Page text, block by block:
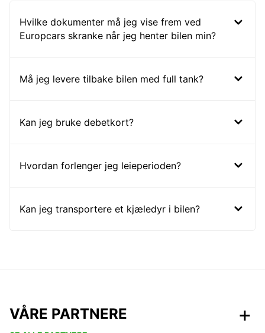
Hvilke dokumenter må jeg vise frem ved
Europcars skranke når jeg henter bilen min?
Må jeg levere tilbake bilen med full tank?
Kan jeg bruke debetkort?
Hvordan forlenger jeg leieperioden?
Kan jeg transportere et kjæledyr i bilen?
VÅRE PARTNERE